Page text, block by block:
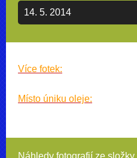
14. 5. 2014
Více fotek:
Místo úniku oleje:
Náhledy fotografií ze složky